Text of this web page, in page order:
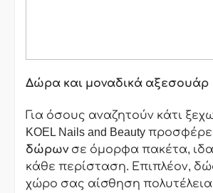
Δώρα και μοναδικά αξεσουάρ
Για όσους αναζητούν κάτι
KOEL Nails and Beauty
δώρων σε όμορφα πακέτα,
κάθε περίσταση. Επιπλέον,
χώρο σας αίσθηση